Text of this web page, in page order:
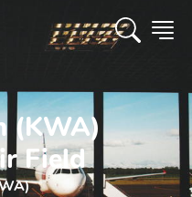
(KWA)
Field